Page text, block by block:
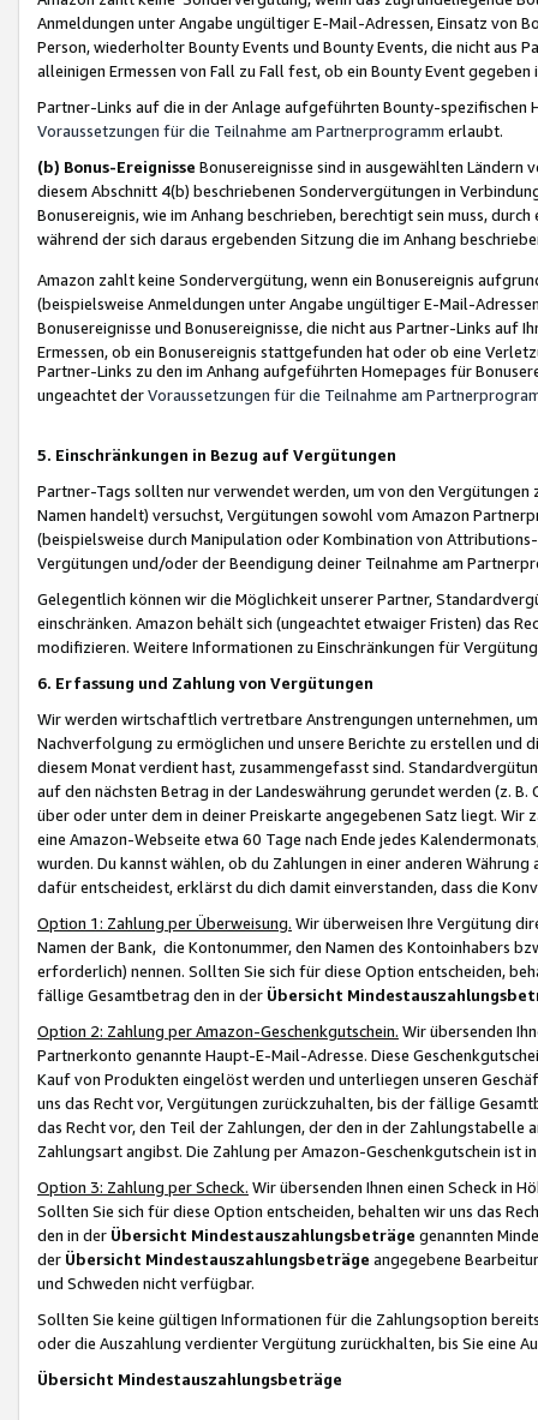
Anmeldungen unter Angabe ungültiger E-Mail-Adressen, Einsatz von
Person, wiederholter Bounty Events und Bounty Events, die nicht
alleinigen Ermessen von Fall zu Fall fest, ob ein Bounty Event
Partner-Links auf die in der Anlage aufgeführten Bounty-spezifischen
Voraussetzungen für die Teilnahme am Partnerprogramm erlaubt.
(b) Bonus-Ereignisse Bonusereignisse sind in ausgewählten Ländern
diesem Abschnitt 4(b) beschriebenen Sondervergütungen in
Bonusereignis, wie im Anhang beschrieben, berechtigt sein muss,
während der sich daraus ergebenden Sitzung die im Anhang
Amazon zahlt keine Sondervergütung, wenn ein Bonusereignis
(beispielsweise Anmeldungen unter Angabe ungültiger E-Mail-
Bonusereignisse und Bonusereignisse, die nicht aus Partner-Links auf
Ermessen, ob ein Bonusereignis stattgefunden hat oder ob eine
Partner-Links zu den im Anhang aufgeführten Homepages für
ungeachtet derVoraussetzungen für die Teilnahme am
5. Einschränkungen in Bezug auf Vergütungen
Partner-Tags sollten nur verwendet werden, um von den
Namen handelt) versuchst, Vergütungen sowohl vom Amazon
(beispielsweise durch Manipulation oder Kombination von
Vergütungen und/oder der Beendigung deiner Teilnahme am
Gelegentlich können wir die Möglichkeit unserer Partner,
einschränken. Amazon behält sich (ungeachtet etwaiger Fristen) das
modifizieren. Weitere Informationen zu Einschränkungen für
6. Erfassung und Zahlung von Vergütungen
Wir werden wirtschaftlich vertretbare Anstrengungen unternehmen,
Nachverfolgung zu ermöglichen und unsere Berichte zu erstellen und
diesem Monat verdient hast, zusammengefasst sind.
auf den nächsten Betrag in der Landeswährung gerundet werden (z.
über oder unter dem in deiner Preiskarte angegebenen Satz liegt.
eine Amazon-Webseite etwa 60 Tage nach Ende jedes
wurden. Du kannst wählen, ob du Zahlungen in einer anderen
dafür entscheidest, erklärst du dich damit einverstanden, dass die
Option 1: Zahlung per Überweisung. Wir überweisen Ihre Vergütung
Namen der Bank, die Kontonummer, den Namen des Kontoinhabers
erforderlich) nennen. Sollten Sie sich für diese Option entscheiden,
fällige Gesamtbetrag den in der Übersicht
Option 2: Zahlung per Amazon-Geschenkgutschein. Wir übersenden
Partnerkonto genannte Haupt-E-Mail-Adresse. Diese
Kauf von Produkten eingelöst werden und unterliegen unseren
uns das Recht vor, Vergütungen zurückzuhalten, bis der fällige
das Recht vor, den Teil der Zahlungen, der den in der
Zahlungsart angibst. Die Zahlung per Amazon-Geschenkgutschein ist
Option 3: Zahlung per Scheck. Wir übersenden Ihnen einen Scheck in
Sollten Sie sich für diese Option entscheiden, behalten wir uns das
den in der Übersicht Mindestauszahlungsbeträge genannten
der Übersicht Mindestauszahlungsbeträge angegebene
und Schweden nicht verfügbar.
Sollten Sie keine gültigen Informationen für die Zahlungsoption
oder die Auszahlung verdienter Vergütung zurückhalten, bis Sie
Übersicht Mindestauszahlungsbeträge